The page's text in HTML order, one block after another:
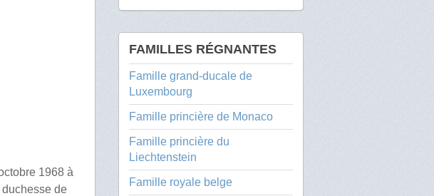
1968 à
de
FAMILLES RÉGNANTES
Famille grand-ducale de
Luxembourg
Famille princière de Monaco
Famille princière du
Liechtenstein
Famille royale belge